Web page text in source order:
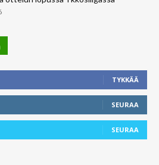
TYKKÄÄ
SEURAA
SEURAA